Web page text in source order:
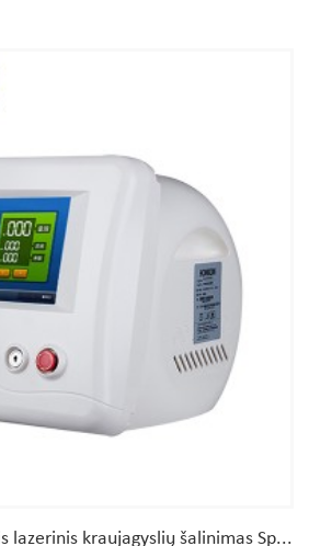
lazerinis kraujagyslių šalinimas Sp...